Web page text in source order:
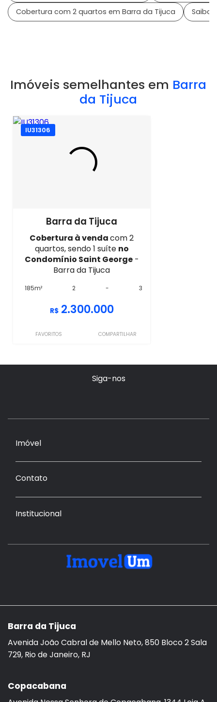
Cobertura com 2 quartos em Barra da Tijuca
Saiba
Imóveis semelhantes em Barra
da Tijuca
IU31306
Barra da Tijuca
Cobertura à vendacom 2
quartos, sendo 1 suíte no
Condomínio Saint George-
Barra da Tijuca
185m² 2 - 3
R$ 2.300.000
FAVORITOS COMPARTILHAR
Siga-nos
Imóvel
Contato
Institucional
Barra da Tijuca
Avenida João Cabral de Mello Neto, 850 Bloco 2 Sala
729, Rio de Janeiro, RJ
Copacabana